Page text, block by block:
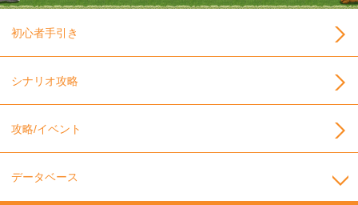
初心者手引き
シナリオ攻略
攻略/イベント
データベース